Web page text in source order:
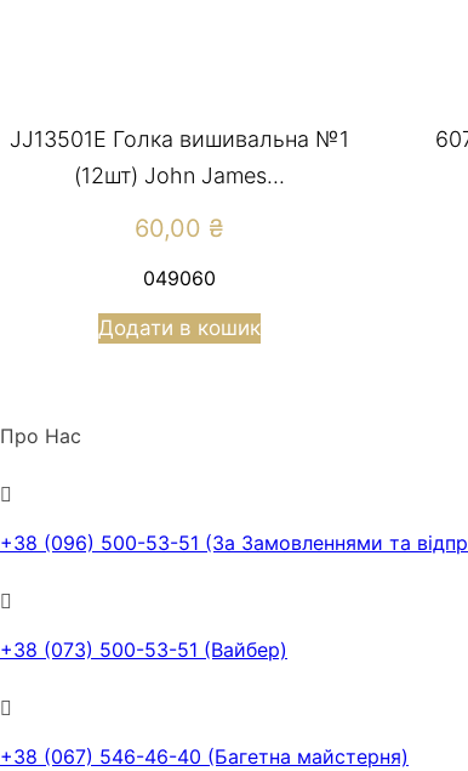
JJ13501Е Голка вишивальна №1
(12шт) John James...
60,00 ₴
049060
Додати в кошик
Про Нас
+38 (096) 500-53-51 (За Замовленнями та
+38 (073) 500-53-51 (Вайбер)
+38 (067) 546-46-40 (Багетна майстерня)